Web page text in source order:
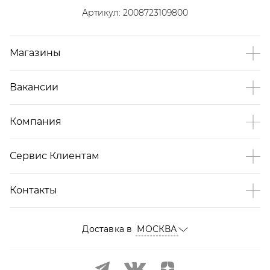
Артикул: 2008723109800
Магазины
Вакансии
Компания
Сервис Клиентам
Контакты
Доставка в МОСКВА